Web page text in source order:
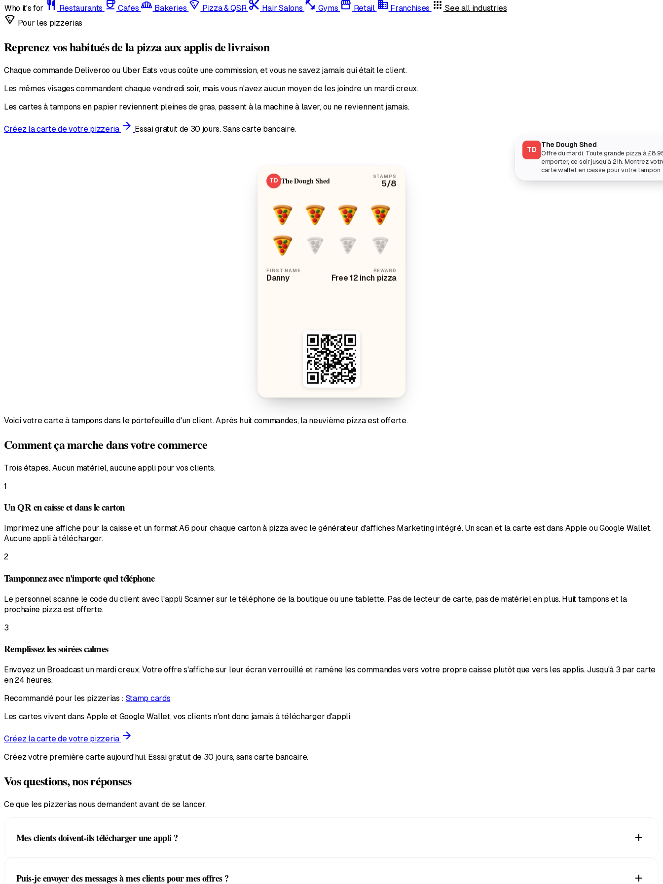
Who it's for restaurant Restaurants coffee Cafes bakery_dining Bakeries local_pizza Pizza & QSR content_cut Hair Salons fitness_center Gyms storefront Retail domain Franchises apps See all industries
local_pizza Pour les pizzerias
Reprenez vos habitués de la pizza aux applis de livraison
Chaque commande Deliveroo ou Uber Eats vous coûte une commission, et vous ne savez jamais qui était le client.
Les mêmes visages commandent chaque vendredi soir, mais vous n'avez aucun moyen de les joindre un mardi creux.
Les cartes à tampons en papier reviennent pleines de gras, passent à la machine à laver, ou ne reviennent jamais.
Créez la carte de votre pizzeria arrow_forward Essai gratuit de 30 jours. Sans carte bancaire.
TD
The Dough Shed
Offre du mardi. Toute grande pizza à
emporter, ce soir jusqu'à 21h. Montrez
carte wallet en caisse pour votre tampon.
TD The Dough Shed STAMPS
5/8
FIRST NAME
Danny
REWARD
Free 12 inch pizza
Voici votre carte à tampons dans le portefeuille d'un client. Après huit commandes, la neuvième pizza est offerte.
Comment ça marche dans votre commerce
Trois étapes. Aucun matériel, aucune appli pour vos clients.
1
Un QR en caisse et dans le carton
Imprimez une affiche pour la caisse et un format A6 pour chaque carton à pizza avec le générateur d'affiches Marketing intégré. Un scan et la carte est dans Apple ou Google Wallet.
Aucune appli à télécharger.
2
Tamponnez avec n'importe quel téléphone
Le personnel scanne le code du client avec l'appli Scanner sur le téléphone de la boutique ou une tablette. Pas de lecteur de carte, pas de matériel en plus. Huit tampons et la
prochaine pizza est offerte.
3
Remplissez les soirées calmes
Envoyez un Broadcast un mardi creux. Votre offre s'affiche sur leur écran verrouillé et ramène les commandes vers votre propre caisse plutôt que vers les applis. Jusqu'à 3 par carte
en 24 heures.
Recommandé pour les pizzerias : Stamp cards
Les cartes vivent dans Apple et Google Wallet, vos clients n'ont donc jamais à télécharger d'appli.
Créez la carte de votre pizzeria arrow_forward
Créez votre première carte aujourd'hui. Essai gratuit de 30 jours, sans carte bancaire.
Vos questions, nos réponses
Ce que les pizzerias nous demandent avant de se lancer.
Mes clients doivent-ils télécharger une appli ? add
avec l'appli Scanner sur n'importe quel smartphone ou tablette.
Puis-je envoyer des messages à mes clients pour mes offres ? add